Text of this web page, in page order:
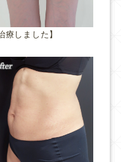
療しました】